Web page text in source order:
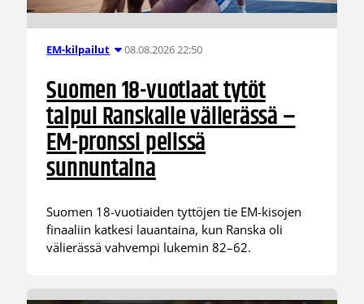
EM-kilpailut 08.08.2026 22:50
Suomen 18-vuotiaat tytöt
taipui Ranskalle välierässä –
EM-pronssi pelissä
sunnuntaina
Suomen 18-vuotiaiden tyttöjen tie EM-kisojen
finaaliin katkesi lauantaina, kun Ranska oli
välierässä vahvempi lukemin 82–62.